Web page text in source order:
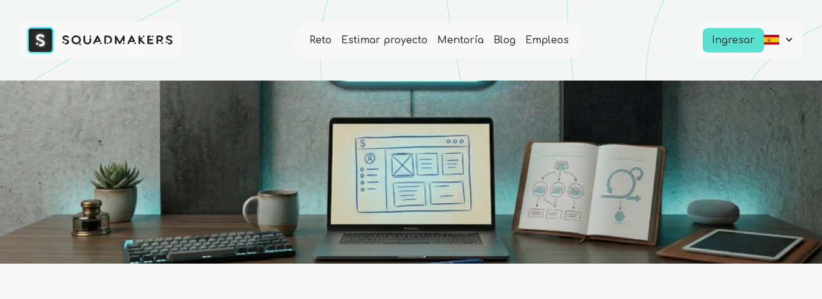
Reto Estimar proyecto Mentoría Blog Empleos Ingresar